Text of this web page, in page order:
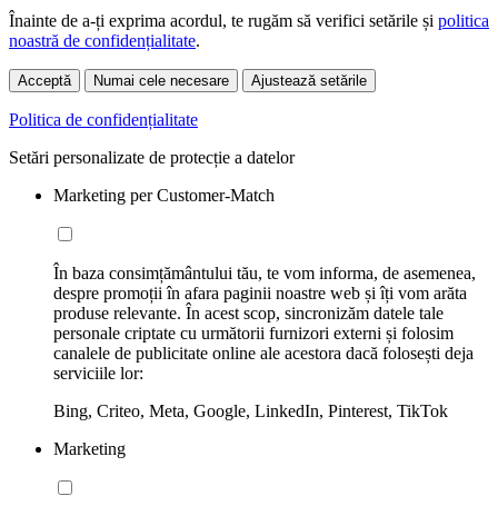
Înainte de a-ți exprima acordul, te rugăm să verifici setările și politica
noastră de confidențialitate.
Acceptă Numai cele necesare Ajustează setările
Politica de confidențialitate
Setări personalizate de protecție a datelor
Marketing per Customer-Match
În baza consimțământului tău, te vom informa, de asemenea,
despre promoții în afara paginii noastre web și îți vom arăta
produse relevante. În acest scop, sincronizăm datele tale
personale criptate cu următorii furnizori externi și folosim
canalele de publicitate online ale acestora dacă folosești deja
serviciile lor:
Bing, Criteo, Meta, Google, LinkedIn, Pinterest, TikTok
Marketing